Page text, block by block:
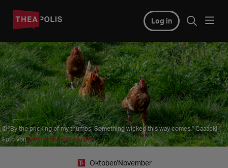
Log in
© "By the pricking of my thumbs, Something wicked this way comes." Gaaack!
Foto vonBrett Jordan auf Unsplash
Oktober/November